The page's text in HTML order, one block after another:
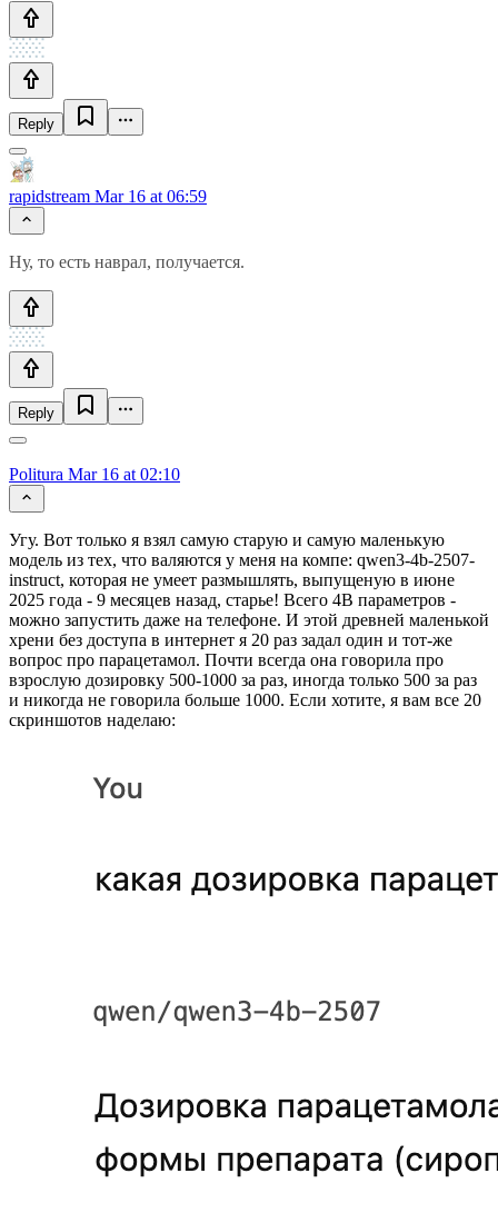
Reply
rapidstream Mar 16 at 06:59
Ну, то есть наврал, получается.
Reply
Politura Mar 16 at 02:10
Угу. Вот только я взял самую старую и самую маленькую
модель из тех, что валяются у меня на компе: qwen3-4b-2507-
instruct, которая не умеет размышлять, выпущеную в июне
2025 года - 9 месяцев назад, старье! Всего 4B параметров -
можно запустить даже на телефоне. И этой древней маленькой
хрени без доступа в интернет я 20 раз задал один и тот-же
вопрос про парацетамол. Почти всегда она говорила про
взрослую дозировку 500-1000 за раз, иногда только 500 за раз
и никогда не говорила больше 1000. Если хотите, я вам все 20
скриншотов наделаю: